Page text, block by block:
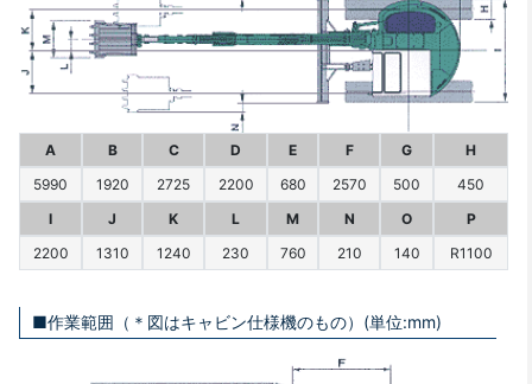
A B C D E F G
H
5990
1920 2725 2200 680 2570 500
450
I
J K L M N O
P
2200
1310 1240 230 760 210 140 R1100
■作業範囲（＊図はキャビン仕様機のもの）(単位:mm)